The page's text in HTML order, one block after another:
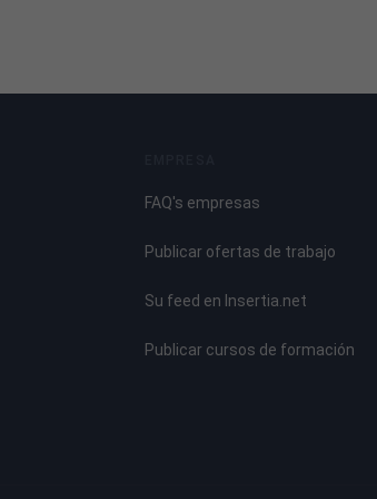
FAQ's empresas
Publicar ofertas de trabajo
Su feed en Insertia.net
Publicar cursos de formación